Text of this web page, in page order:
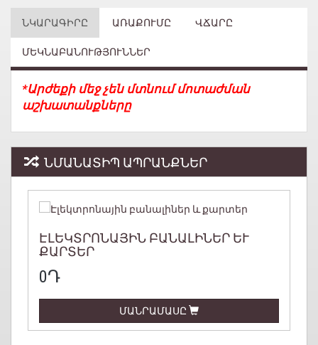
ՆԿԱՐԱԳԻՐԸ ԱՌԱՔՈՒՄԸ ՎՃԱՐԸ
ՄԵԿՆԱԲԱՆՈՒԹՅՈՒՆՆԵՐ
*Արժեքի մեջ չեն մտնում մոտաժման
աշխատանքները
ՆՄԱՆԱՏԻՊ ԱՊՐԱՆՔՆԵՐ
ԷԼԵԿՏՐՈՆԱՅԻՆ ԲԱՆԱԼԻՆԵՐ ԵՒ Ք
ԱՐՏԵՐ
0Դ
ՄԱՆՐԱՄԱՍԸ